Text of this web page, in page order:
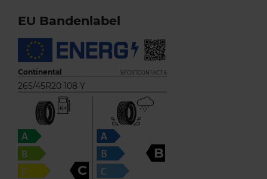
EU Bandenlabel
Continental SPORTCONTACT 6
265/45R20 108 Y
C
B